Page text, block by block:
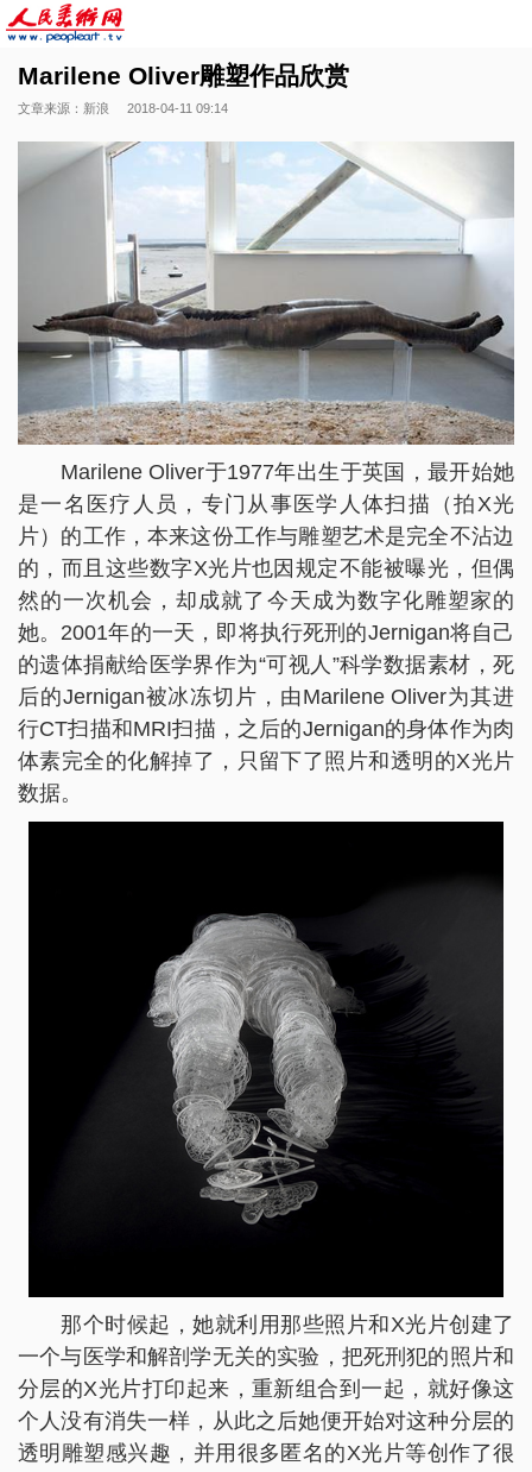
Marilene Oliver雕塑作品欣赏
文章来源：新浪 2018-04-11 09:14
Marilene Oliver于1977年出生于英国，最开始她
是一名医疗人员，专门从事医学人体扫描（拍X光
片）的工作，本来这份工作与雕塑艺术是完全不沾边
的，而且这些数字X光片也因规定不能被曝光，但偶
然的一次机会，却成就了今天成为数字化雕塑家的
她。2001年的一天，即将执行死刑的Jernigan将自己
的遗体捐献给医学界作为“可视人”科学数据素材，死
后的Jernigan被冰冻切片，由Marilene Oliver为其进
行CT扫描和MRI扫描，之后的Jernigan的身体作为肉
体素完全的化解掉了，只留下了照片和透明的X光片
数据。
那个时候起，她就利用那些照片和X光片创建了
一个与医学和解剖学无关的实验，把死刑犯的照片和
分层的X光片打印起来，重新组合到一起，就好像这
个人没有消失一样，从此之后她便开始对这种分层的
透明雕塑感兴趣，并用很多匿名的X光片等创作了很